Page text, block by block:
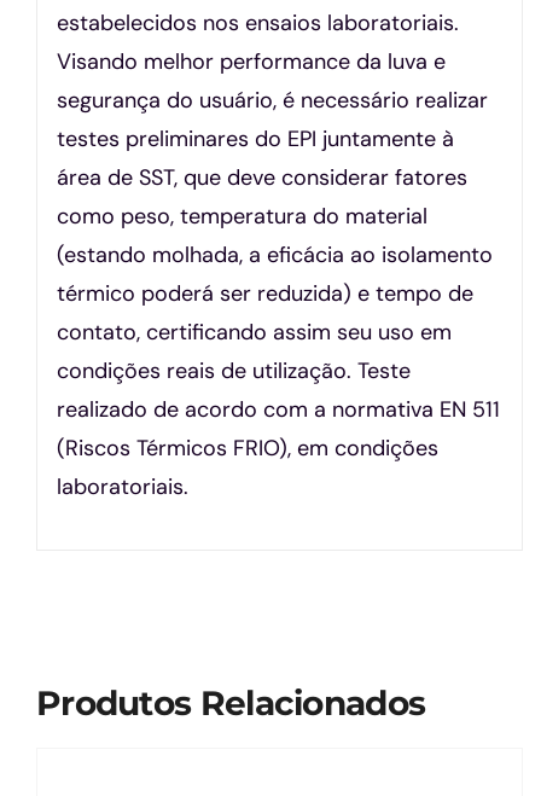
estabelecidos nos ensaios laboratoriais.
Visando melhor performance da luva e
segurança do usuário, é necessário realizar
testes preliminares do EPI juntamente à
área de SST, que deve considerar fatores
como peso, temperatura do material
(estando molhada, a eficácia ao isolamento
térmico poderá ser reduzida) e tempo de
contato, certificando assim seu uso em
condições reais de utilização. Teste
realizado de acordo com a normativa EN 511
(Riscos Térmicos FRIO), em condições
laboratoriais.
Produtos Relacionados